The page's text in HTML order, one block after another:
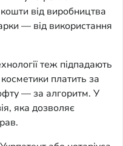
від виробництва
— від використання
теж підпадають
платить за
— за алгоритм. У
яка дозволяє